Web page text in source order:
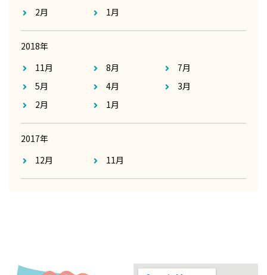
2月
1月
2018年
11月
8月
7月
5月
4月
3月
2月
1月
2017年
12月
11月